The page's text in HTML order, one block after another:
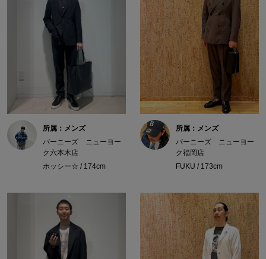
所属：メンズ
バーニーズ ニューヨー
ク六本木店
ホッシー☆ / 174cm
所属：メンズ
バーニーズ ニューヨー
ク福岡店
FUKU / 173cm